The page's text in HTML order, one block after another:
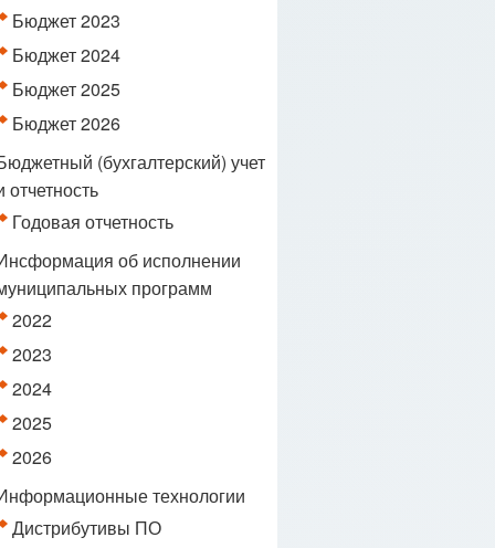
Бюджет 2023
Бюджет 2024
Бюджет 2025
Бюджет 2026
(бухгалтерский) учет
отчетность
Годовая отчетность
об исполнении
программ
2022
2023
2024
2025
2026
технологии
Дистрибутивы ПО